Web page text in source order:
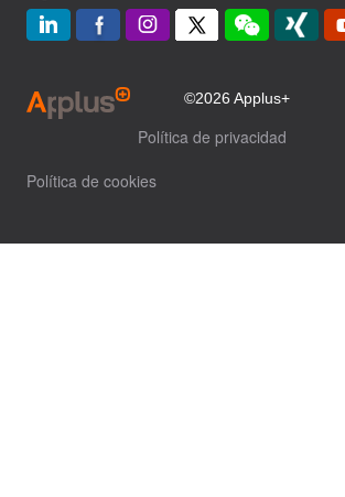
©2026 Applus+
Política de privacidad
Política de cookies